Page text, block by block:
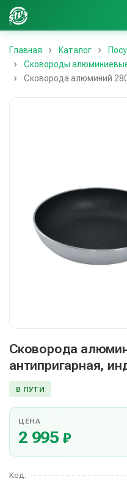
Главная Каталог
Сковороды
Сковорода алюминий
Сковорода
антипригарная,
В ПУТИ
ЦЕНА
2 995 ₽
Код: